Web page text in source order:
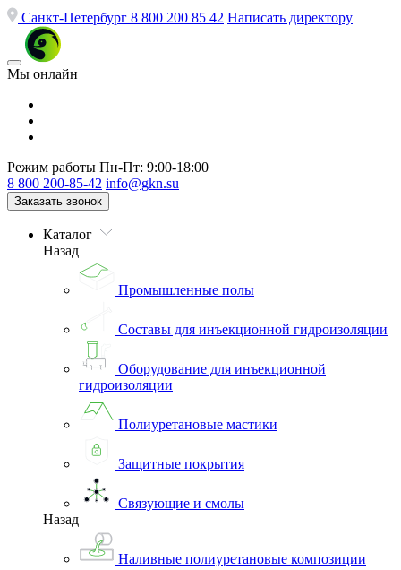
Санкт-Петербург 8 800 200 85 42 Написать директору
Мы онлайн
Режим работы Пн-Пт: 9:00-18:00
8 800 200-85-42 info@gkn.su
Заказать звонок
Каталог
Назад
Промышленные полы
Составы для инъекционной гидроизоляции
Оборудование для инъекционной
гидроизоляции
Полиуретановые мастики
Защитные покрытия
Связующие и смолы
Назад
Наливные полиуретановые композиции